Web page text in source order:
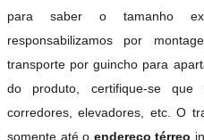
para saber o tamanho
responsabilizamos por
transporte por guincho para
do produto, certifique-se
corredores, elevadores, etc. O
somente até o endereço térreo